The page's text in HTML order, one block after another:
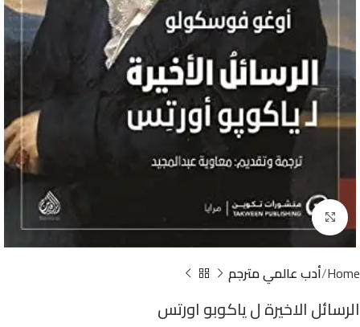
Click to enlarge
Home أدب عالمي مترجم
الرسائل الاخيرة ل ياكوبو اورتس